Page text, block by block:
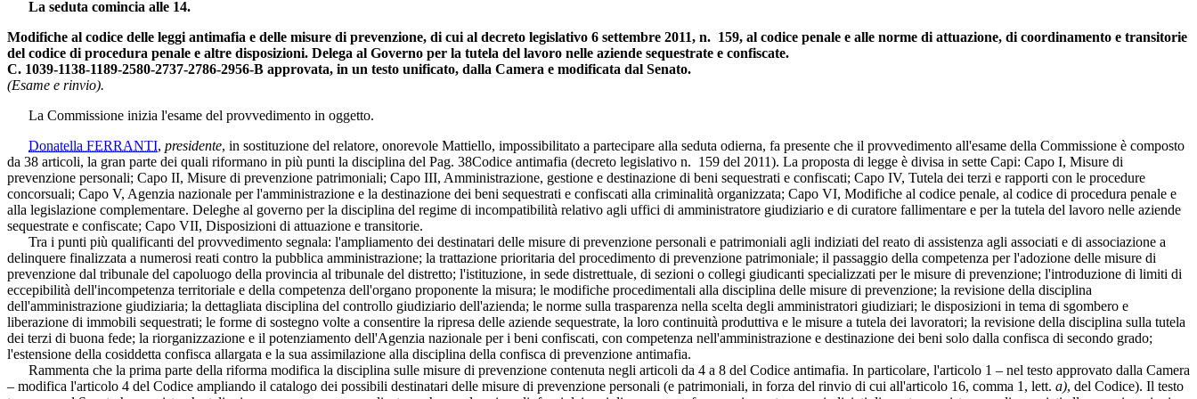
La seduta comincia alle 14.
Modifiche al codice delle leggi antimafia e delle misure di prevenzione, di cui al decreto legislativo 6 settembre 2011, n. 159, al codice penale e alle norme di attuazione, di coordinamento e transitorie
del codice di procedura penale e altre disposizioni. Delega al Governo per la tutela del lavoro nelle aziende sequestrate e confiscate.
C. 1039-1138-1189-2580-2737-2786-2956-B approvata, in un testo unificato, dalla Camera e modificata dal Senato.
(Esame e rinvio).
La Commissione inizia l'esame del provvedimento in oggetto.
Donatella FERRANTI, presidente, in sostituzione del relatore, onorevole Mattiello, impossibilitato a partecipare alla seduta odierna, fa presente che il provvedimento all'esame della Commissione è composto
da 38 articoli, la gran parte dei quali riformano in più punti la disciplina del Pag. 38Codice antimafia (decreto legislativo n. 159 del 2011). La proposta di legge è divisa in sette Capi: Capo I, Misure di
prevenzione personali; Capo II, Misure di prevenzione patrimoniali; Capo III, Amministrazione, gestione e destinazione di beni sequestrati e confiscati; Capo IV, Tutela dei terzi e rapporti con le procedure
concorsuali; Capo V, Agenzia nazionale per l'amministrazione e la destinazione dei beni sequestrati e confiscati alla criminalità organizzata; Capo VI, Modifiche al codice penale, al codice di procedura penale e
alla legislazione complementare. Deleghe al governo per la disciplina del regime di incompatibilità relativo agli uffici di amministratore giudiziario e di curatore fallimentare e per la tutela del lavoro nelle aziende
sequestrate e confiscate; Capo VII, Disposizioni di attuazione e transitorie.
Tra i punti più qualificanti del provvedimento segnala: l'ampliamento dei destinatari delle misure di prevenzione personali e patrimoniali agli indiziati del reato di assistenza agli associati e di associazione a
delinquere finalizzata a numerosi reati contro la pubblica amministrazione; la trattazione prioritaria del procedimento di prevenzione patrimoniale; il passaggio della competenza per l'adozione delle misure di
prevenzione dal tribunale del capoluogo della provincia al tribunale del distretto; l'istituzione, in sede distrettuale, di sezioni o collegi giudicanti specializzati per le misure di prevenzione; l'introduzione di limiti di
eccepibilità dell'incompetenza territoriale e della competenza dell'organo proponente la misura; le modifiche procedimentali alla disciplina delle misure di prevenzione; la revisione della disciplina
dell'amministrazione giudiziaria; la dettagliata disciplina del controllo giudiziario dell'azienda; le norme sulla trasparenza nella scelta degli amministratori giudiziari; le disposizioni in tema di sgombero e
liberazione di immobili sequestrati; le forme di sostegno volte a consentire la ripresa delle aziende sequestrate, la loro continuità produttiva e le misure a tutela dei lavoratori; la revisione della disciplina sulla tutela
dei terzi di buona fede; la riorganizzazione e il potenziamento dell'Agenzia nazionale per i beni confiscati, con competenza nell'amministrazione e destinazione dei beni solo dalla confisca di secondo grado;
l'estensione della cosiddetta confisca allargata e la sua assimilazione alla disciplina della confisca di prevenzione antimafia.
Rammenta che la prima parte della riforma modifica la disciplina sulle misure di prevenzione contenuta negli articoli da 4 a 8 del Codice antimafia. In particolare, l'articolo 1 – nel testo approvato dalla Camera
– modifica l'articolo 4 del Codice ampliando il catalogo dei possibili destinatari delle misure di prevenzione personali (e patrimoniali, in forza del rinvio di cui all'articolo 16, comma 1, lett. a), del Codice). Il testo